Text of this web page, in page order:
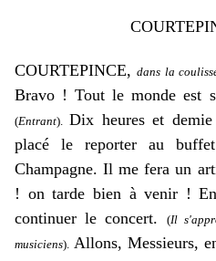
COURTEPINCE,dans la
Bravo ! Tout le monde est
(Entrant). Dix heures et
placé le reporter au
Champagne. Il me fera un
! on tarde bien à venir !
continuer le concert.
(Il
musiciens). Allons, Messieurs,